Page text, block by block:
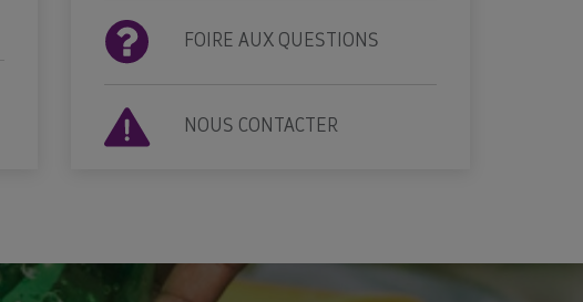
FOIRE AUX QUESTIONS
NOUS CONTACTER